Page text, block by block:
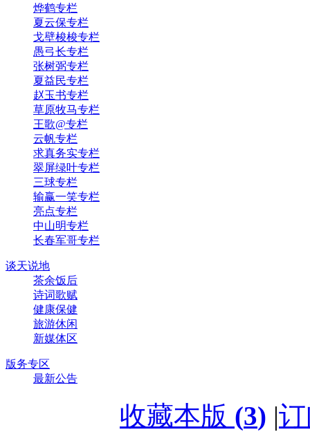
烨鹤专栏
夏云保专栏
戈壁梭梭专栏
愚弓长专栏
张树弼专栏
夏益民专栏
赵玉书专栏
草原牧马专栏
王歌@专栏
云帆专栏
求真务实专栏
翠屏绿叶专栏
三球专栏
输赢一笑专栏
亮点专栏
中山明专栏
长春军哥专栏
谈天说地
茶余饭后
诗词歌赋
健康保健
旅游休闲
新媒体区
版务专区
最新公告
收藏本版 (3) |